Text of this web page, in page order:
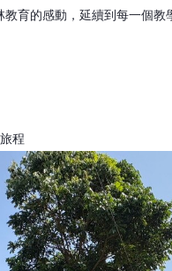
教育的感動，延續到每一個教
程